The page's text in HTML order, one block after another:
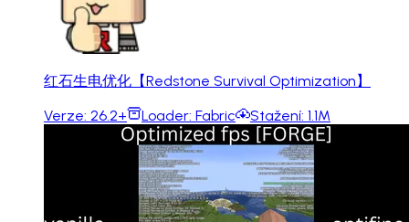
红石生电优化【Redstone Survival Optimization】
Verze: 26.2+ Loader: Fabric Stažení: 1.1M